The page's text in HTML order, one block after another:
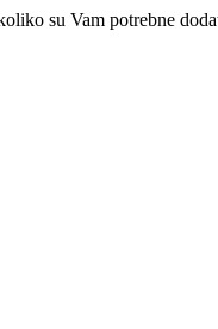
su Vam potrebne